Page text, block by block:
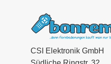
CSI Elektronik GmbH